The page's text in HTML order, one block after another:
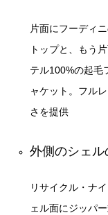
片面にフーディ
トップと、もう
テル100%の起毛
ャケット。フル
さを提供
外側のシェル
リサイクル・ナ
ェル面にジッパ